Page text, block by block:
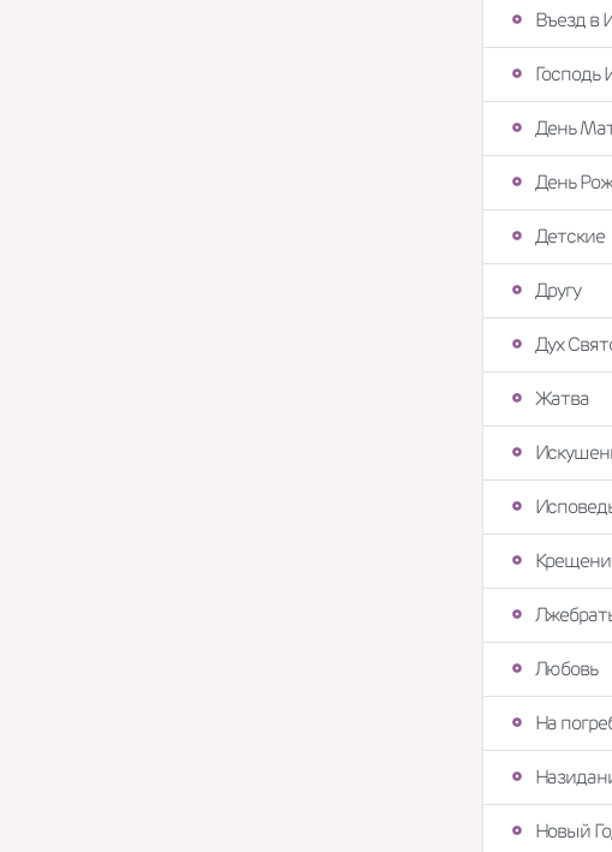
Въезд в
Господь
День
День
Детские
Другу
Дух
Жатва
Любовь
На
Новый